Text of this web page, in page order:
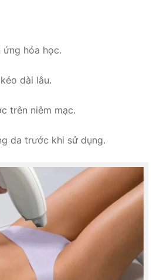
hóa học.
dài lâu.
trên niêm mạc.
da trước khi sử dụng.